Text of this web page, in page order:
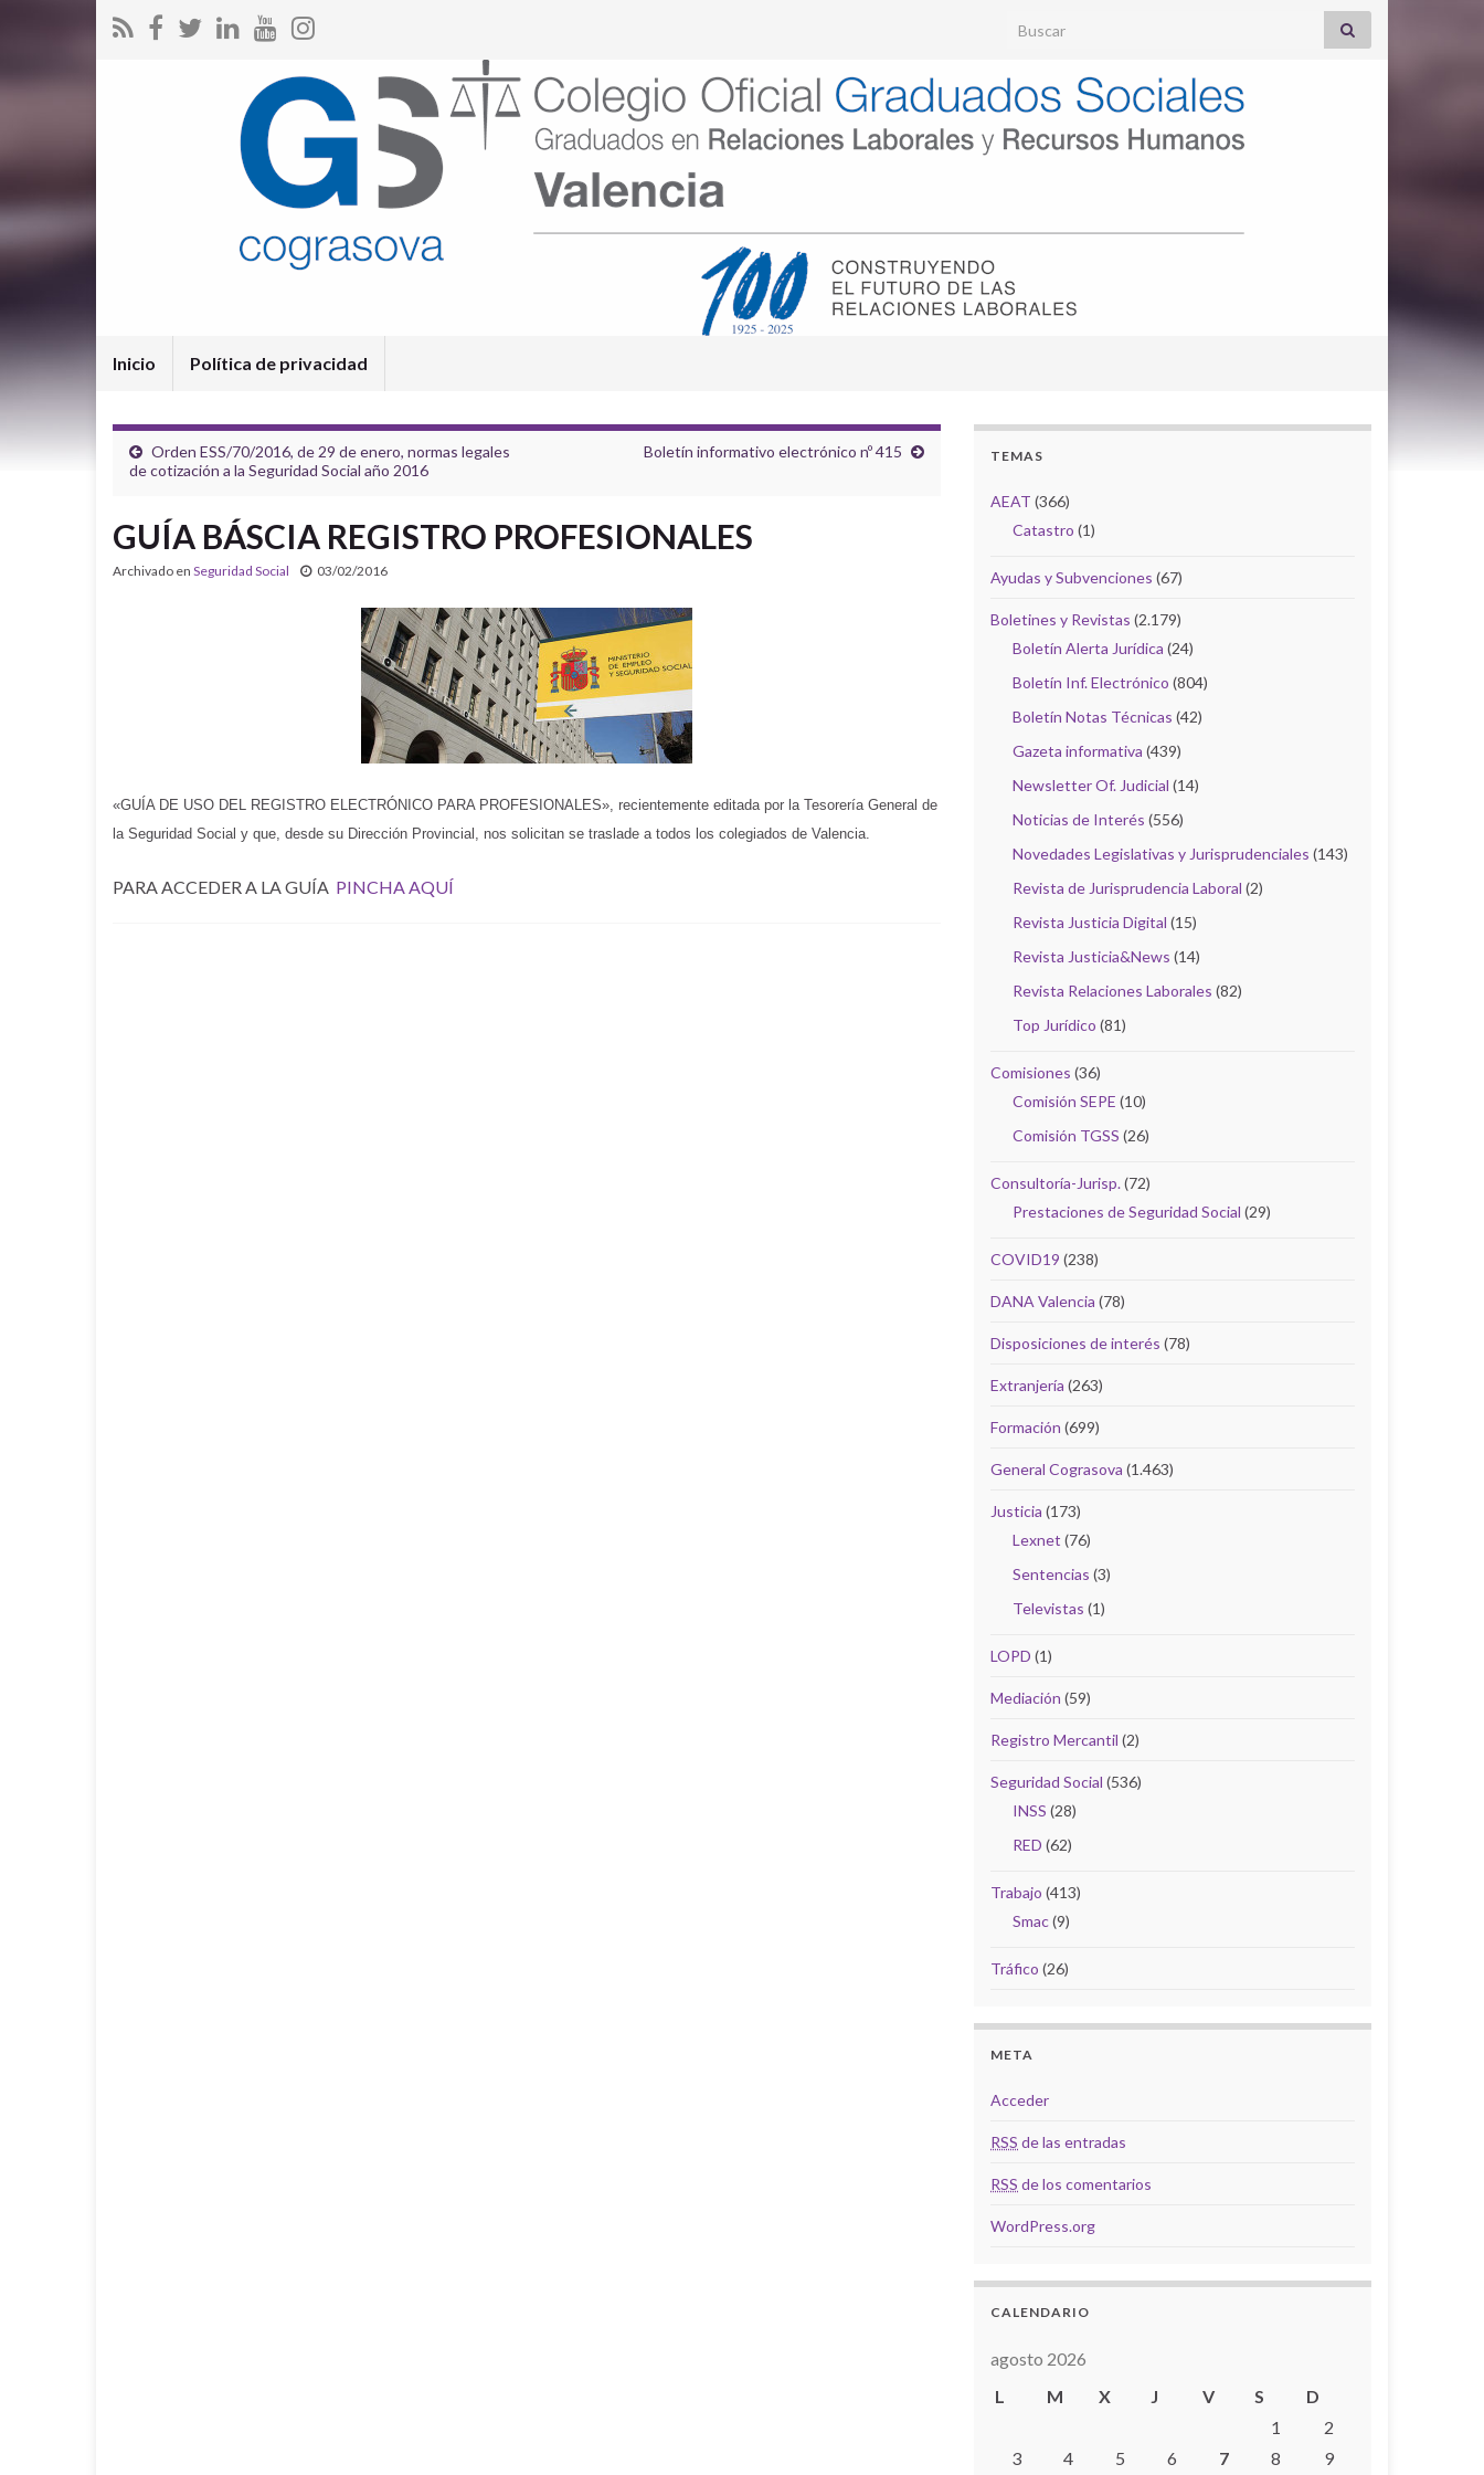
Search for:
Inicio Política de privacidad
Orden ESS/70/2016, de 29 de enero, normas legales
de cotización a la Seguridad Social año 2016
Boletín informativo electrónico nº 415
GUÍA BÁSCIA REGISTRO PROFESIONALES
Archivado en Seguridad Social 03/02/2016
«GUÍA DE USO DEL REGISTRO ELECTRÓNICO PARA PROFESIONALES», recientemente editada por la Tesorería General de
la Seguridad Social y que, desde su Dirección Provincial, nos solicitan se traslade a todos los colegiados de Valencia.
PARA ACCEDER A LA GUÍA PINCHA AQUÍ
TEMAS
AEAT (366)
Catastro (1)
Ayudas y Subvenciones (67)
Boletines y Revistas (2.179)
Boletín Alerta Jurídica (24)
Boletín Inf. Electrónico (804)
Boletín Notas Técnicas (42)
Gazeta informativa (439)
Newsletter Of. Judicial (14)
Noticias de Interés (556)
Novedades Legislativas y Jurisprudenciales (143)
Revista de Jurisprudencia Laboral (2)
Revista Justicia Digital (15)
Revista Justicia&News (14)
Revista Relaciones Laborales (82)
Top Jurídico (81)
Comisiones (36)
Comisión SEPE (10)
Comisión TGSS (26)
Consultoría-Jurisp.(72)
Prestaciones de Seguridad Social (29)
COVID19 (238)
DANA Valencia (78)
Disposiciones de interés (78)
Extranjería (263)
Formación (699)
General Cograsova (1.463)
Justicia (173)
Lexnet (76)
Sentencias (3)
Televistas (1)
LOPD (1)
Mediación (59)
Registro Mercantil (2)
Seguridad Social (536)
INSS (28)
RED (62)
Trabajo (413)
Smac(9)
Tráfico (26)
META
Acceder
RSS de las entradas
RSS de los comentarios
WordPress.org
CALENDARIO
agosto 2026
L
M X J V S
D
1
2
3
4 5 6 7 8 9